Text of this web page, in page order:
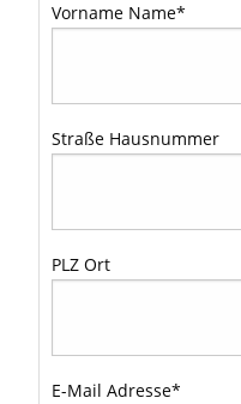
Vorname Name*
Straße Hausnummer
PLZ Ort
E-Mail Adresse*